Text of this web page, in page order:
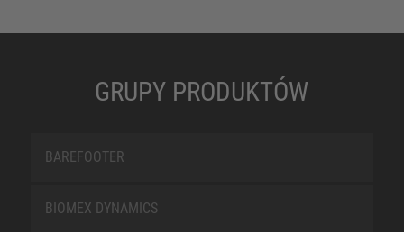
GRUPY PRODUKTÓW
BAREFOOTER
BIOMEX DYNAMICS